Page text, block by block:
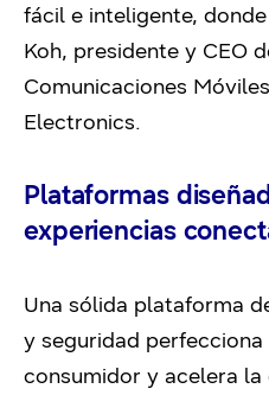
fácil e inteligente, donde
Koh, presidente y CEO
Comunicaciones
Electronics.
Plataformas
experiencias
Una sólida plataforma
y seguridad
consumidor y acelera